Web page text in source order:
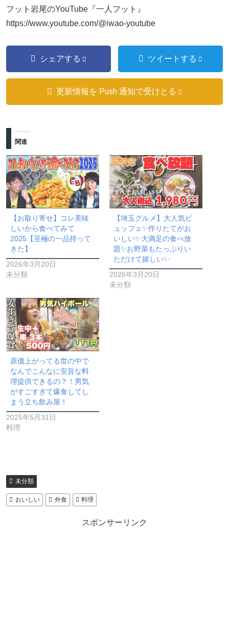
フット岩尾のYouTube『一人フット』
https://www.youtube.com/@iwao-youtube
シェアする ツイートする
更新情報を Push 通知で受けとる
関連
【お取り寄せ】コレ美味
しいから食べてみて
2025【至極の一品持って
きた】
2026年3月20日
未分類
【埼玉グルメ】大人気ビ
ュッフェ✨作りたてがお
いしい✨大満足の食べ放
題✨お野菜もたっぷりい
ただけて嬉しい✨
2026年3月20日
未分類
原価上がってる世の中で
なんでこんなに安旨な料
理提供できるの？！男気
がすごすぎて爆食してし
まう立ち飲み屋！
2025年5月31日
料理
未分類
おいしい 外食 料理
スポンサーリンク